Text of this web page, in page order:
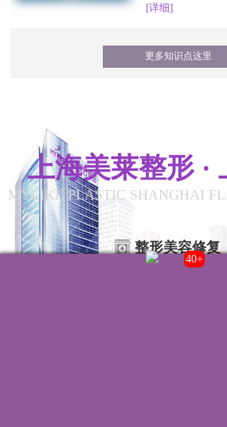
[详细]
更多知识点这里
上海美莱整形 ·
MYLIKE PLASTIC SHANGHAI
整形美容修复
43+